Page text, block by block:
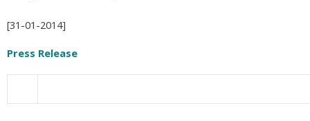
[31-01-2014]
Press Release